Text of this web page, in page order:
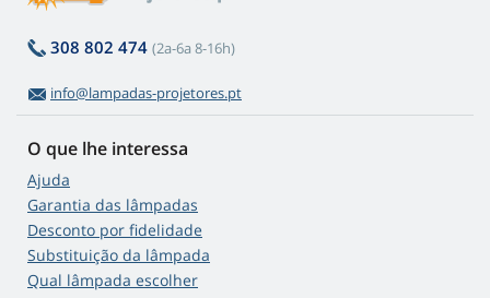
308 802 474 (2a-6a 8-16h)
info@lampadas-projetores.pt
O que lhe interessa
Ajuda
Garantia das lâmpadas
Desconto por fidelidade
Substituição da lâmpada
Qual lâmpada escolher